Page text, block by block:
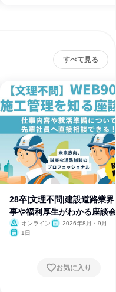
すべて見る
28卒|文理不問|建設道路業界
事や福利厚生がわかる座談会
オンライン
2026年8月・9月
1日
お気に入り